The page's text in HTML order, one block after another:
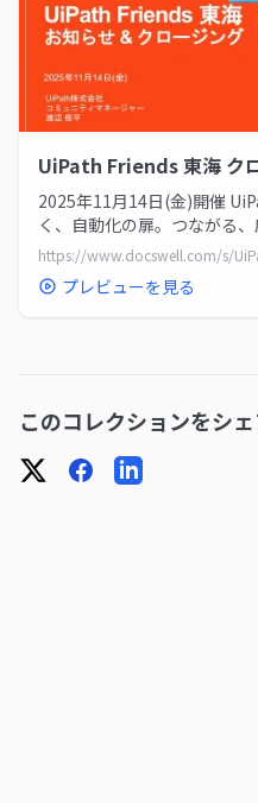
UiPath Friends 東海 ク
2025年11月14日(金)開催
く、自動化の扉。つながる
プレビューを見る
このコレクションをシ
X FacebookLinkedIn